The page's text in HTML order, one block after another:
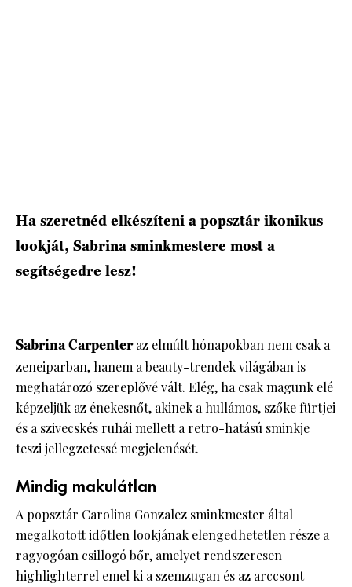
Ha szeretnéd elkészíteni a popsztár ikonikus
lookját, Sabrina sminkmestere most a
segítségedre lesz!
Sabrina Carpenteraz elmúlt hónapokban nem csak a
zeneiparban, hanem a beauty-trendek világában is
meghatározó szereplővé vált. Elég, ha csak magunk elé
képzeljük az énekesnőt, akinek a hullámos, szőke fürtjei
és a szivecskés ruhái mellett a retro-hatású sminkje
teszi jellegzetessé megjelenését.
Mindig makulátlan
A popsztár Carolina Gonzalez sminkmester által
megalkotott időtlen lookjának elengedhetetlen része a
ragyogóan csillogó bőr, amelyet rendszeresen
highlighterrel emel ki a szemzugan és az arccsont